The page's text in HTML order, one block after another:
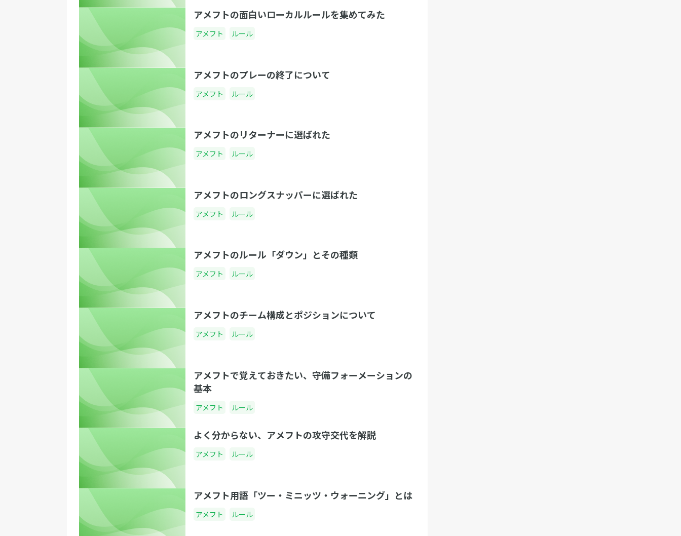
アメフトの面白いローカルルールを集めてみた
アメフト ルール
アメフトのプレーの終了について
アメフト ルール
アメフトのリターナーに選ばれた
アメフト ルール
アメフトのロングスナッパーに選ばれた
アメフト ルール
アメフトのルール「ダウン」とその種類
アメフト ルール
アメフトのチーム構成とポジションについて
アメフト ルール
アメフトで覚えておきたい、守備フォーメーションの
基本
アメフト ルール
よく分からない、アメフトの攻守交代を解説
アメフト ルール
アメフト用語「ツー・ミニッツ・ウォーニング」とは
アメフト ルール